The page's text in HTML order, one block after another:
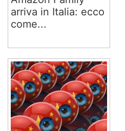
arriva in Italia: ecco
come...